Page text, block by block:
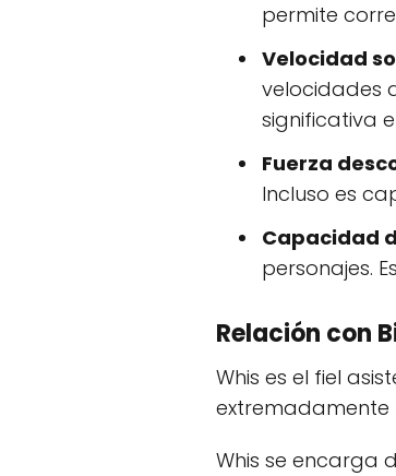
permite
Velocidad
velocidades
significativa
Fuerza
Incluso es
Capacidad
personajes.
Relación con
Whis es el fiel
extremadamente
Whis se encarga